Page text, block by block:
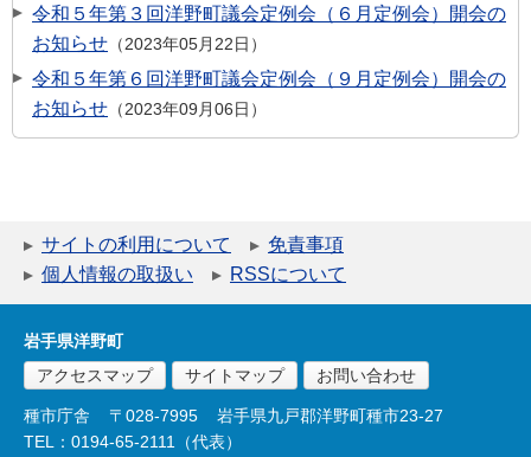
令和５年第３回洋野町議会定例会（６月定例会）開会の
お知らせ
2023年05月22日
令和５年第６回洋野町議会定例会（９月定例会）開会の
お知らせ
2023年09月06日
サイトの利用について
免責事項
個人情報の取扱い
RSSについて
岩手県洋野町
アクセスマップ
サイトマップ お問い合わせ
種市庁舎 〒028-7995
岩手県九戸郡洋野町種市23-27
TEL：0194-65-2111（代表）